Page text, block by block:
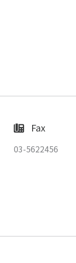
Fax
03-5622456